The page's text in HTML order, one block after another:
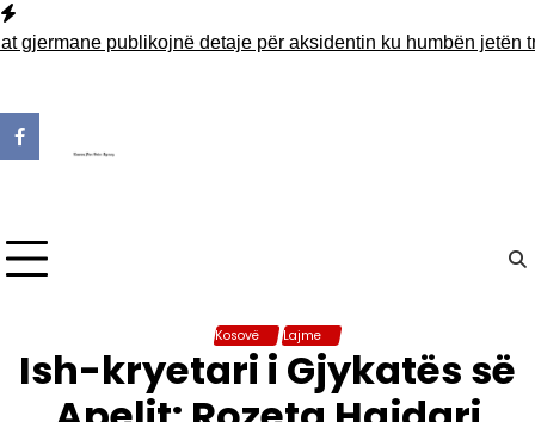
Skip
to
publikojnë detaje për aksidentin ku humbën jetën tre
Kosovë Lajme
Ish-kryetari i Gjykatës së